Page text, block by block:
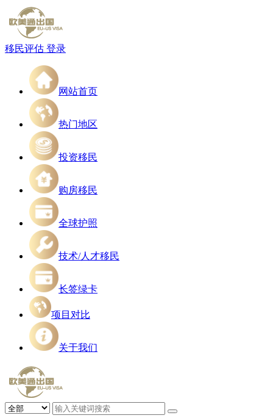
移民评估 登录
网站首页
热门地区
投资移民
购房移民
全球护照
技术/人才移民
长签绿卡
项目对比
关于我们